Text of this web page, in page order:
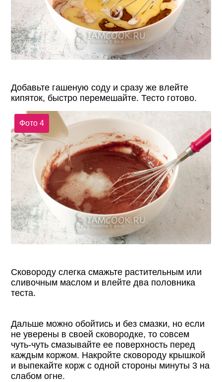
Добавьте гашеную соду и сразу же влейте
кипяток, быстро перемешайте. Тесто готово.
Фото 4
Сковороду слегка смажьте растительным или
сливочным маслом и влейте два половника
теста.
Дальше можно обойтись и без смазки, но если
не уверены в своей сковородке, то совсем
чуть-чуть смазывайте ее поверхность перед
каждым коржом. Накройте сковороду крышкой
и выпекайте корж с одной стороны минуты 3 на
слабом огне.